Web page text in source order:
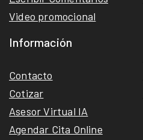
Video promocional
Información
Contacto
Cotizar
Asesor Virtual IA
Agendar Cita Online